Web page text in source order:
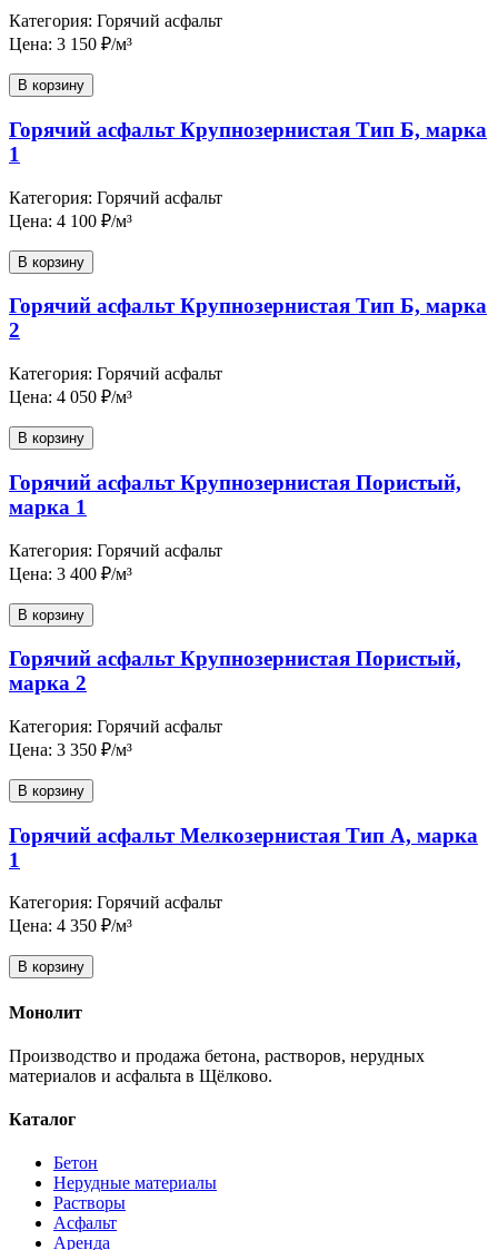
Категория: Горячий асфальт
Цена: 3 150 ₽/м³
В корзину
Горячий асфальт Крупнозернистая Тип Б, марка
1
Категория: Горячий асфальт
Цена: 4 100 ₽/м³
В корзину
Горячий асфальт Крупнозернистая Тип Б, марка
2
Категория: Горячий асфальт
Цена: 4 050 ₽/м³
В корзину
Горячий асфальт Крупнозернистая Пористый,
марка 1
Категория: Горячий асфальт
Цена: 3 400 ₽/м³
В корзину
Горячий асфальт Крупнозернистая Пористый,
марка 2
Категория: Горячий асфальт
Цена: 3 350 ₽/м³
В корзину
Горячий асфальт Мелкозернистая Тип А, марка
1
Категория: Горячий асфальт
Цена: 4 350 ₽/м³
В корзину
Монолит
Производство и продажа бетона, растворов, нерудных
материалов и асфальта в Щёлково.
Каталог
Бетон
Нерудные материалы
Растворы
Асфальт
Аренда